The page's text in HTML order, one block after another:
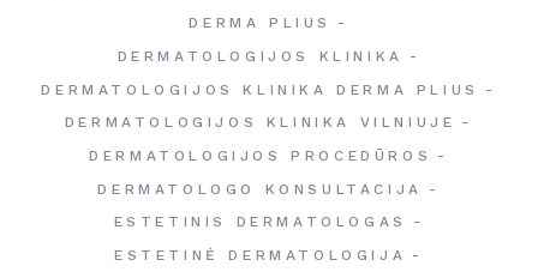
DERMA PLIUS
DERMATOLOGIJOS KLINIKA
DERMATOLOGIJOS KLINIKA DERMA PLIUS
DERMATOLOGIJOS KLINIKA VILNIUJE
DERMATOLOGIJOS PROCEDŪROS
DERMATOLOGO KONSULTACIJA
ESTETINIS DERMATOLOGAS
ESTETINĖ DERMATOLOGIJA